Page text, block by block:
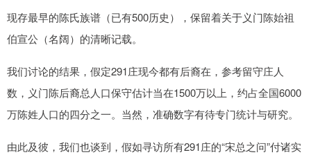
现存最早的陈氏族谱（已有500历史），保留着关于义门陈始祖
伯宣公（名阔）的清晰记载。
我们讨论的结果，假定291庄现今都有后裔在，参考留守庄人
数，义门陈后裔总人口保守估计当在1500万以上，约占全国6000
万陈姓人口的四分之一。当然，准确数字有待专门统计与研究。
由此及彼，我们也谈到，假如寻访所有291庄的“宋总之问”付诸实